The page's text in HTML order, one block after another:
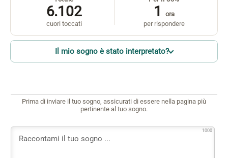
6.102
cuori toccati
1
ora
per rispondere
Il mio sogno è stato interpretato?
Prima di inviare il tuo sogno, assicurati di essere nella pagina più
pertinente al tuo sogno.
1000